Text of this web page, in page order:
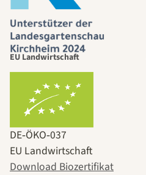
EU Landwirtschaft
DE‑ÖKO‑037
EU Landwirtschaft
Download Biozertifikat